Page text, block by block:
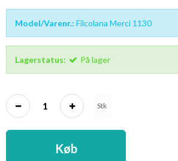
Model/Varenr.: Filcolana Merci 1130
Lagerstatus: På lager
Stk
Køb